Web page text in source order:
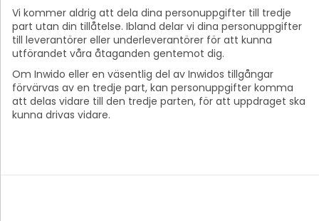
Vi kommer aldrig att dela dina personuppgifter till tredje
part utan din tillåtelse. Ibland delar vi dina personuppgifter
till leverantörer eller underleverantörer för att kunna
utförandet våra åtaganden gentemot dig.
Om Inwido eller en väsentlig del av Inwidos tillgångar
förvärvas av en tredje part, kan personuppgifter komma
att delas vidare till den tredje parten, för att uppdraget ska
kunna drivas vidare.